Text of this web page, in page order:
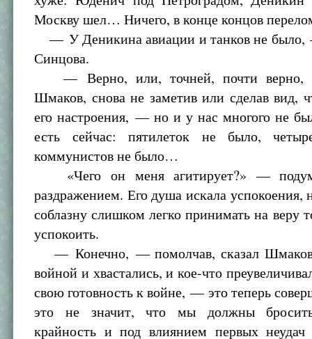
Москву шел… Ничего, в конце концов
— У Деникина авиации и танков не было,
Синцова.
— Верно, или, точней, почти верно,
Шмаков, снова не заметив или сделав вид,
его настроения, — но и у нас многого не
есть сейчас: пятилеток не было,
коммунистов не было…
«Чего он меня агитирует?» —
раздражением. Его душа искала успокоения,
соблазну слишком легко принимать на веру
успокоить.
— Конечно, — помолчав, сказал
войной и хвастались, и кое-что
свою готовность к войне, — это теперь
это не значит, что мы должны
крайность и под влиянием первых неудач